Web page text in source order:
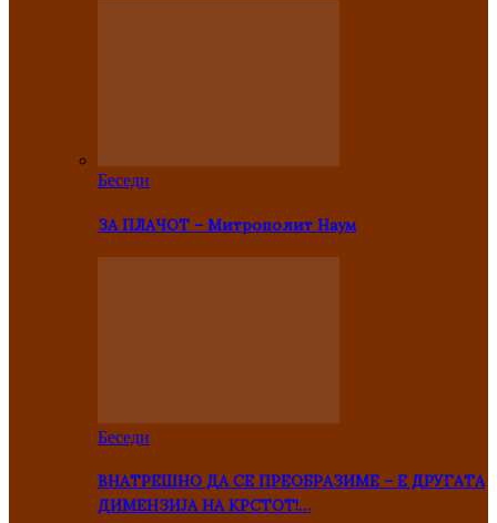
Беседи
ЗА ПЛАЧОТ – Митрополит Наум
Беседи
ВНАТРЕШНО ДА СЕ ПРЕОБРАЗИМЕ – Е ДРУГАТА
ДИМЕНЗИЈА НА КРСТОТ!…